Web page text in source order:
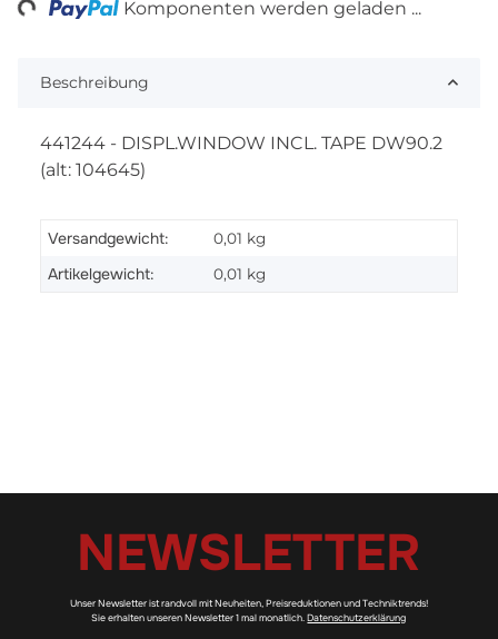
Komponenten werden geladen ...
Beschreibung
441244 - DISPL.WINDOW INCL. TAPE DW90.2
(alt: 104645)
Versandgewicht: 0,01 kg
Artikelgewicht: 0,01 kg
NEWSLETTER
Unser Newsletter ist randvoll mit Neuheiten, Preisreduktionen und Techniktrends!
Sie erhalten unseren Newsletter 1 mal monatlich.Datenschutzerklärung